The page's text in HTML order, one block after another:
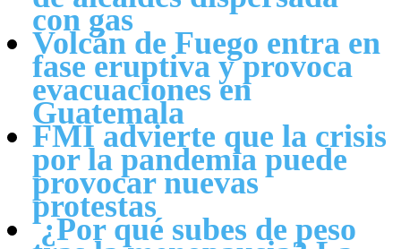
con gas
Volcán de Fuego entra en
fase eruptiva y provoca
evacuaciones en
Guatemala
FMI advierte que la crisis
por la pandemia puede
provocar nuevas
protestas
¿Por qué subes de peso